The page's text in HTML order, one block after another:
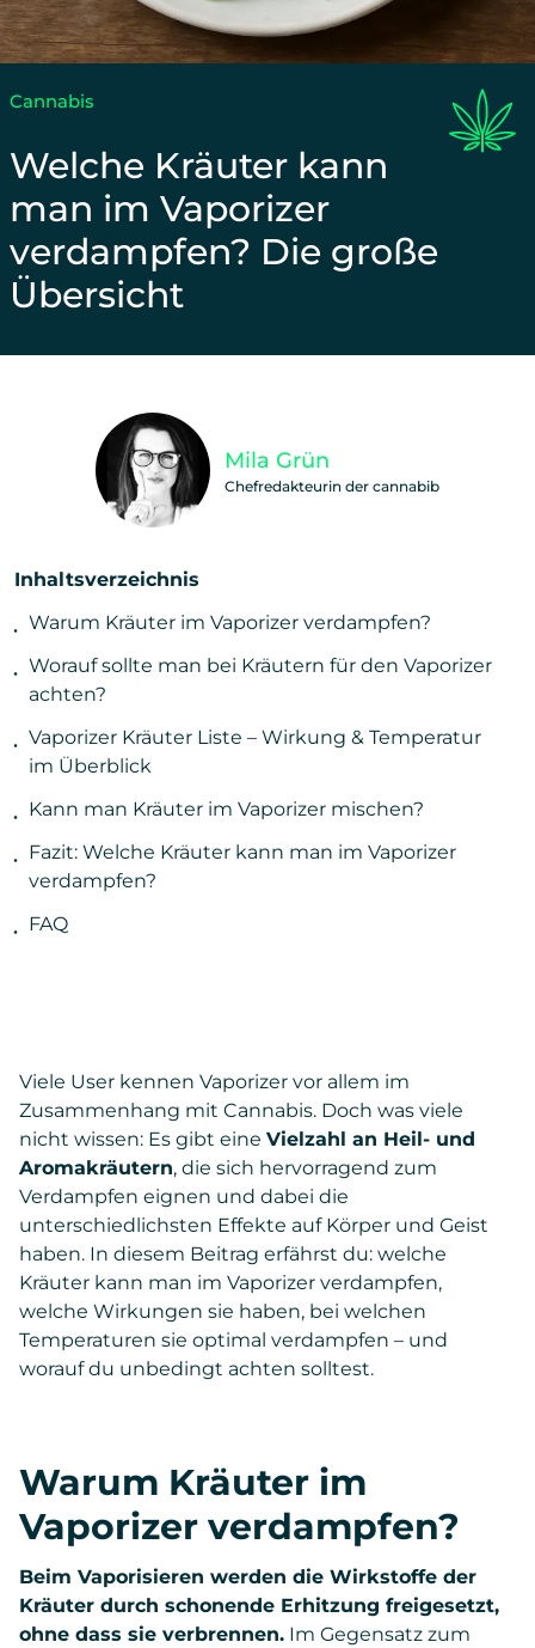
Cannabis
Welche Kräuter kann
man im Vaporizer
verdampfen? Die große
Übersicht
Inhaltsverzeichnis
Warum Kräuter im Vaporizer verdampfen?
Worauf sollte man bei Kräutern für den Vaporizer
achten?
Vaporizer Kräuter Liste – Wirkung & Temperatur
im Überblick
Kann man Kräuter im Vaporizer mischen?
Fazit: Welche Kräuter kann man im Vaporizer
verdampfen?
FAQ
Mila Grün
Chefredakteurin der cannabib
Unterstütze unsere Arbeit und teile diesen
Viele User kennen Vaporizer vor allem im
Zusammenhang mit Cannabis. Doch was viele
nicht wissen: Es gibt eine Vielzahl an Heil- und
Aromakräutern, die sich hervorragend zum
Verdampfen eignen und dabei die
unterschiedlichsten Effekte auf Körper und Geist
haben. In diesem Beitrag erfährst du: welche
Kräuter kann man im Vaporizer verdampfen,
welche Wirkungen sie haben, bei welchen
Temperaturen sie optimal verdampfen – und
worauf du unbedingt achten solltest.
Warum Kräuter im
Vaporizer verdampfen?
Beim Vaporisieren werden die Wirkstoffe der
Kräuter durch schonende Erhitzung freigesetzt,
ohne dass sie verbrennen. Im Gegensatz zum